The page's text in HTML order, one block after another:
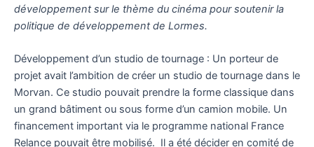
développement sur le thème du cinéma pour soutenir la
politique de développement de Lormes.
Développement d’un studio de tournage : Un porteur de
projet avait l’ambition de créer un studio de tournage dans le
Morvan. Ce studio pouvait prendre la forme classique dans
un grand bâtiment ou sous forme d’un camion mobile. Un
financement important via le programme national France
Relance pouvait être mobilisé. Il a été décider en comité de